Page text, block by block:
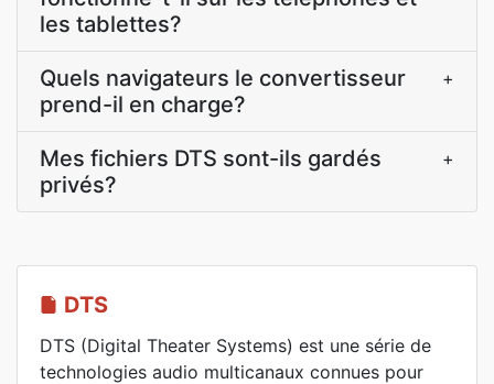
les tablettes?
Quels navigateurs le convertisseur
prend-il en charge?
+
Mes fichiers DTS sont-ils gardés
privés?
+
DTS
DTS (Digital Theater Systems) est une série de
technologies audio multicanaux connues pour